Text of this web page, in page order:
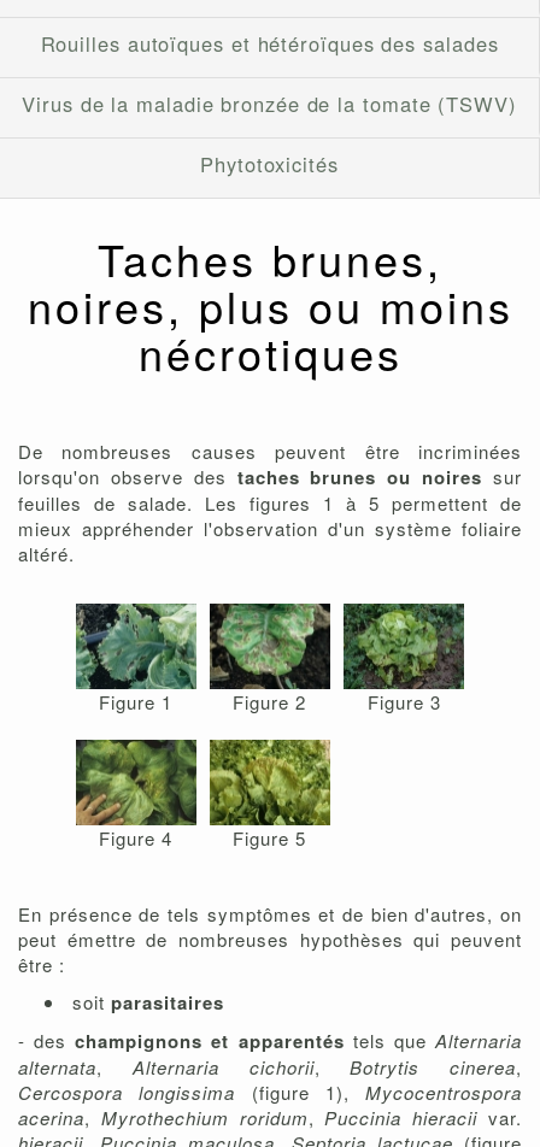
Rouilles autoïques et hétéroïques des salades
Virus de la maladie bronzée de la tomate (TSWV)
Phytotoxicités
Taches brunes,
noires, plus ou moins
nécrotiques
De nombreuses causes peuvent être incriminées
lorsqu'on observe des taches brunes ou noiressur
feuilles de salade. Les figures 1 à 5 permettent de
mieux appréhender l'observation d'un système foliaire
altéré.
Figure 1 Figure 2 Figure 3
Figure 4 Figure 5
En présence de tels symptômes et de bien d'autres, on
peut émettre de nombreuses hypothèses qui peuvent
être :
soit parasitaires
- deschampignons et apparentés tels queAlternaria
alternata,Alternaria cichorii,Botrytis cinerea,
Cercospora longissima (figure 1), Mycocentrospora
acerina, Myrothechium roridum,Puccinia hieracii var.